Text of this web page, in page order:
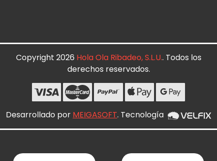
Copyright 2026 Hola Ola Ribadeo, S.L.U.. Todos los
derechos reservados.
Desarrollado por MEIGASOFT. Tecnología